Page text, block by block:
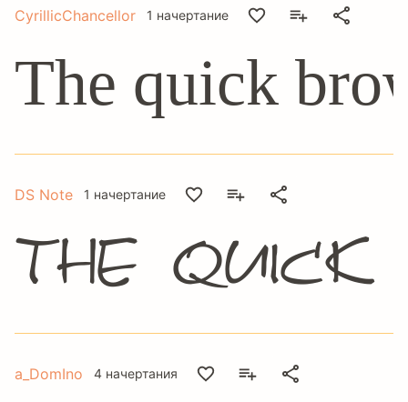
CyrillicChancellor 1 начертание
The quick
DS Note 1 начертание
The
a_DomIno 4 начертания